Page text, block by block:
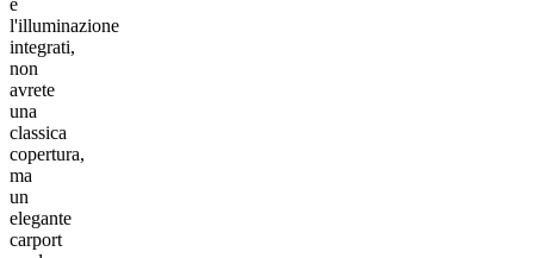
e
l'illuminazione
integrati,
non
avrete
una
classica
copertura,
ma
un
elegante
carport